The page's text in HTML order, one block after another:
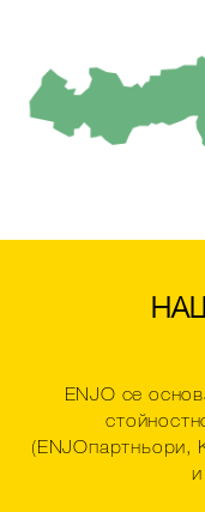
ENJO се
(ENJOпартньори,